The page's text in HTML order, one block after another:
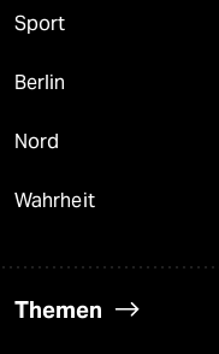
Sport
Berlin
Nord
Wahrheit
Themen